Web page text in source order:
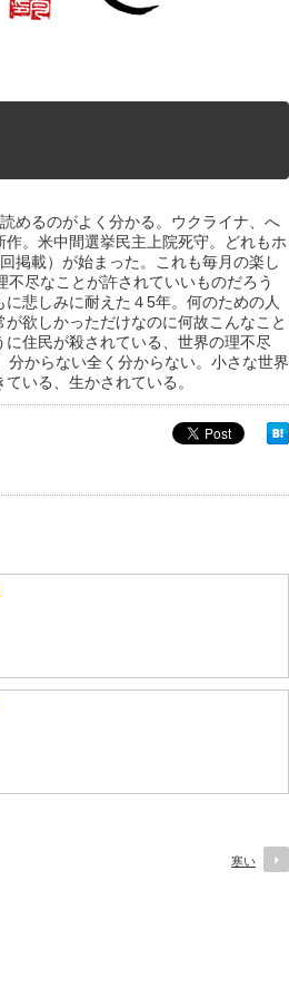
めるのがよく分かる。ウクライナ、へ
。米中間選挙民主上院死守。どれもホ
掲載）が始まった。これも毎月の楽し
尽なことが許されていいものだろう
悲しみに耐えた４5年。何のための人
欲しかっただけなのに何故こんなこと
住民が殺されている、世界の理不尽
からない全く分からない。小さな世界
いる、生かされている。
寒い